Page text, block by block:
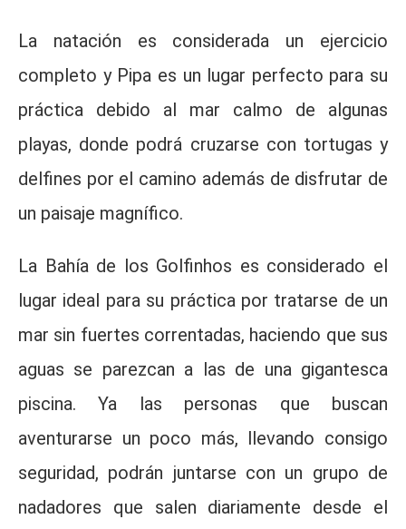
La natación es considerada un ejercicio
completo y Pipa es un lugar perfecto para su
práctica debido al mar calmo de algunas
playas, donde podrá cruzarse con tortugas y
delfines por el camino además de disfrutar de
un paisaje magnífico.
La Bahía de los Golfinhos es considerado el
lugar ideal para su práctica por tratarse de un
mar sin fuertes correntadas, haciendo que sus
aguas se parezcan a las de una gigantesca
piscina. Ya las personas que buscan
aventurarse un poco más, llevando consigo
seguridad, podrán juntarse con un grupo de
nadadores que salen diariamente desde el